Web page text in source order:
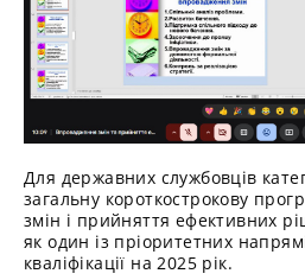
Для державних службовців
загальну короткострокову
змін і прийняття ефективних
як один із пріоритетних
кваліфікації на 2025 рік.